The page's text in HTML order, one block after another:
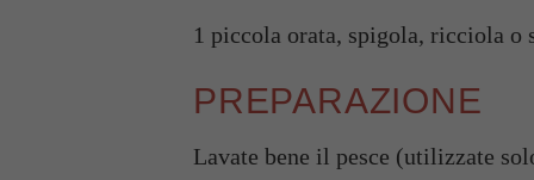
1 piccola orata, spigola, ricciola
PREPARAZIONE
Lavate bene il pesce (utilizzate